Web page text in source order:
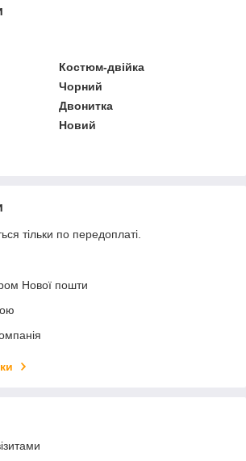
Костюм-двійка
Чорний
Двонитка
Новий
тільки по передоплаті.
Нової пошти